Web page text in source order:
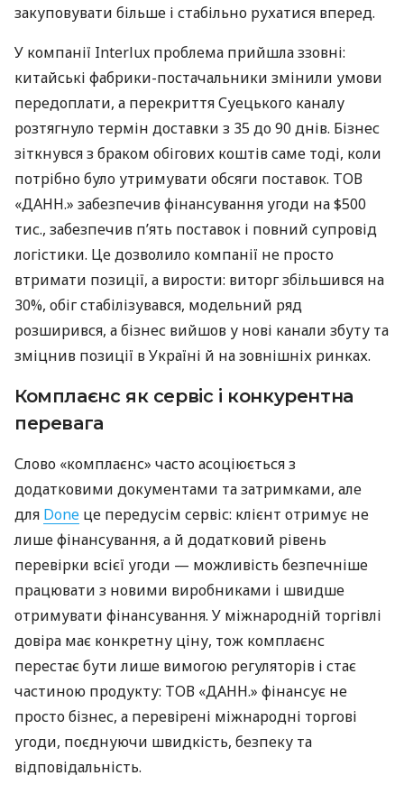
закуповувати більше і стабільно рухатися вперед.
У компанії Interlux проблема прийшла ззовні:
китайські фабрики-постачальники змінили умови
передоплати, а перекриття Суецького каналу
розтягнуло термін доставки з 35 до 90 днів. Бізнес
зіткнувся з браком обігових коштів саме тоді, коли
потрібно було утримувати обсяги поставок. ТОВ
«ДАНН.» забезпечив фінансування угоди на $500
тис., забезпечив п’ять поставок і повний супровід
логістики. Це дозволило компанії не просто
втримати позиції, а вирости: виторг збільшився на
30%, обіг стабілізувався, модельний ряд
розширився, а бізнес вийшов у нові канали збуту та
зміцнив позиції в Україні й на зовнішніх ринках.
Комплаєнс як сервіс і конкурентна
перевага
Слово «комплаєнс» часто асоціюється з
додатковими документами та затримками, але
для Done це передусім сервіс: клієнт отримує не
лише фінансування, а й додатковий рівень
перевірки всієї угоди — можливість безпечніше
працювати з новими виробниками і швидше
отримувати фінансування. У міжнародній торгівлі
довіра має конкретну ціну, тож комплаєнс
перестає бути лише вимогою регуляторів і стає
частиною продукту: ТОВ «ДАНН.» фінансує не
просто бізнес, а перевірені міжнародні торгові
угоди, поєднуючи швидкість, безпеку та
відповідальність.